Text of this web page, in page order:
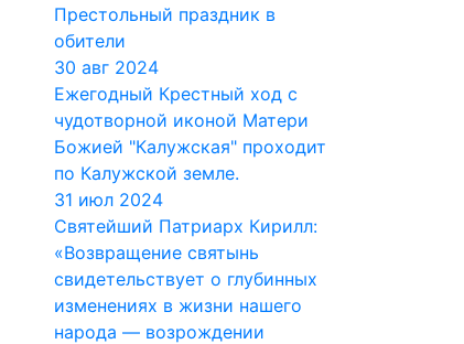
Престольный праздник в
обители
30 авг 2024
Ежегодный Крестный ход с
чудотворной иконой Матери
Божией "Калужская" проходит
по Калужской земле.
31 июл 2024
Святейший Патриарх Кирилл:
«Возвращение святынь
свидетельствует о глубинных
изменениях в жизни нашего
народа — возрождении